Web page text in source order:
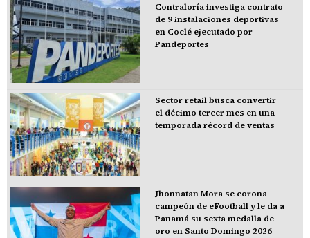
Contraloría investiga contrato
de 9 instalaciones deportivas
en Coclé ejecutado por
Pandeportes
Sector retail busca convertir
el décimo tercer mes en una
temporada récord de ventas
Jhonnatan Mora se corona
campeón de eFootball y le da a
Panamá su sexta medalla de
oro en Santo Domingo 2026